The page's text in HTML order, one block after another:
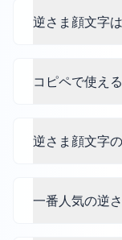
逆さま顔文字
コピペで使え
逆さま顔文字
一番人気の逆